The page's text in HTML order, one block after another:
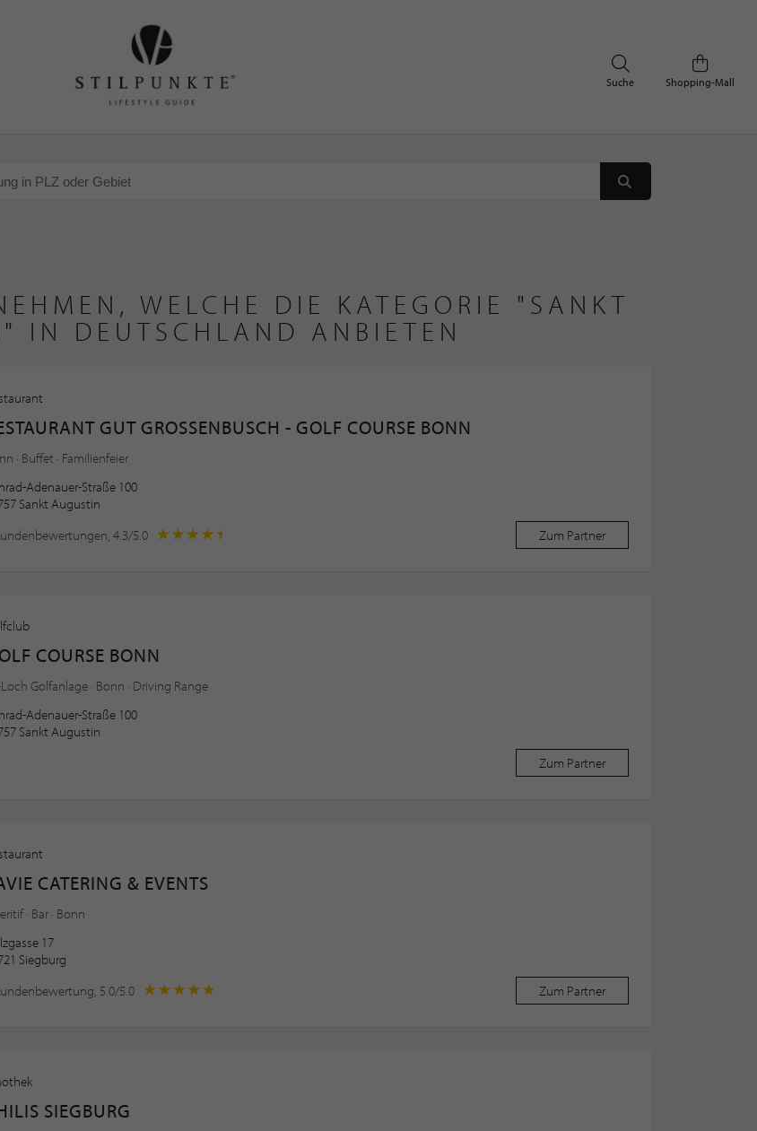
Shopping-Mall
Suche
WELCHE DIE KATEGORIE "SANKT
IN DEUTSCHLAND ANBIETEN
GUT GROSSENBUSCH - GOLF COURSE BONN
· Buffet · Familienfeier
Adenauer-Straße 100
Sankt Augustin
4.3/5.0
Zum Partner
COURSE BONN
Golfanlage · Bonn · Driving Range
Adenauer-Straße 100
Sankt Augustin
Zum Partner
CATERING & EVENTS
· Bar · Bonn
17
Siegburg
5.0/5.0
Zum Partner
SIEGBURG